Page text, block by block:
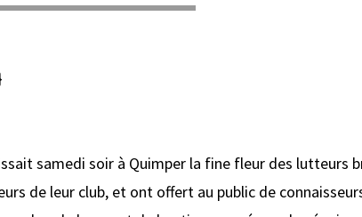
samedi soir à Quimper la fine fleur des lutteurs
de leur club, et ont offert au public de